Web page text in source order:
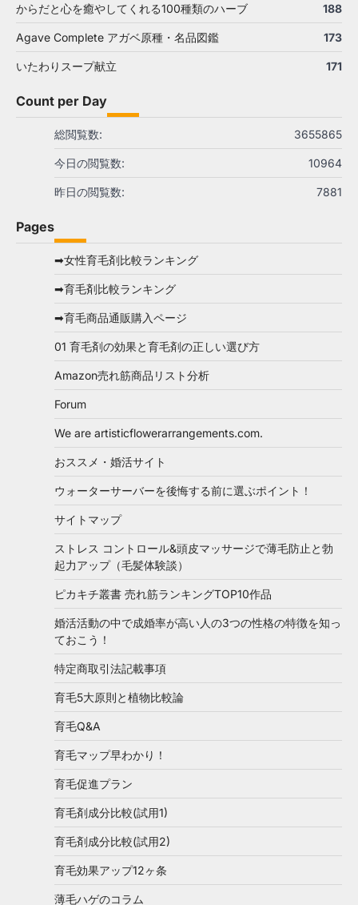
からだと心を癒やしてくれる100種類のハーブ 188
Agave Complete アガベ原種・名品図鑑 173
いたわりスープ献立 171
Count per Day
3655865
総閲覧数:
10964
今日の閲覧数:
7881
昨日の閲覧数:
Pages
➡女性育毛剤比較ランキング
➡育毛剤比較ランキング
➡育毛商品通販購入ページ
01 育毛剤の効果と育毛剤の正しい選び方
Amazon売れ筋商品リスト分析
Forum
We are artisticflowerarrangements.com.
おススメ・婚活サイト
ウォーターサーバーを後悔する前に選ぶポイント！
サイトマップ
ストレス コントロール&頭皮マッサージで薄毛防止と勃
起力アップ（毛髪体験談）
ピカキチ叢書 売れ筋ランキングTOP10作品
婚活活動の中で成婚率が高い人の3つの性格の特徴を知っ
ておこう！
特定商取引法記載事項
育毛5大原則と植物比較論
育毛Q&A
育毛マップ早わかり！
育毛促進プラン
育毛剤成分比較(試用1)
育毛剤成分比較(試用2)
育毛効果アップ12ヶ条
薄毛ハゲのコラム